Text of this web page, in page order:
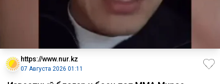
https://www.nur.kz
07 Августа 2026 01:11